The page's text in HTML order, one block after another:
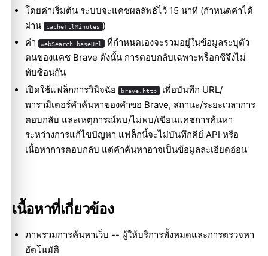
โดยค่าเริ่มต้น ระบบจะแคชผลลัพธ์ไว้ 15 นาที (กำหนดค่าได้
ผ่าน
cacheTtlMinutes )
ค่า
webSearch.baseUrl
ที่กำหนดเองจะรวมอยู่ในข้อมูลระบุตัว
ตนของแคช Brave ดังนั้น การตอบกลับเฉพาะพร็อกซีจึงไม่
ทับซ้อนกัน
เปิดใช้แฟล็กการวินิจฉัย
brave.http
เพื่อบันทึก URL/
พารามิเตอร์คำค้นหาของคำขอ Brave, สถานะ/ระยะเวลาการ
ตอบกลับ และเหตุการณ์พบ/ไม่พบ/เขียนแคชการค้นหา
ระหว่างการแก้ไขปัญหา แฟล็กนี้จะไม่บันทึกคีย์ API หรือ
เนื้อหาการตอบกลับ แต่คำค้นหาอาจเป็นข้อมูลละเอียดอ่อน
เนื้อหาที่เกี่ยวข้อง
ภาพรวมการค้นหาเว็บ -- ผู้ให้บริการทั้งหมดและการตรวจหา
อัตโนมัติ